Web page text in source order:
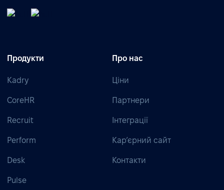
Продукти
Kadry
CoreHR
Recruit
Perform
Desk
Pulse
Про нас
Ціни
Партнери
Інтеграції
Кар’єрний сайт
Контакти